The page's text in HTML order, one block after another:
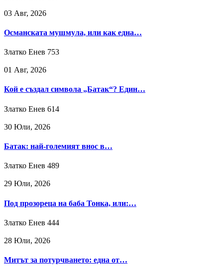
03 Авг, 2026
Османската мушмула, или как една…
Златко Енев 753
01 Авг, 2026
Кой е създал символа „Батак“? Един…
Златко Енев 614
30 Юли, 2026
Батак: най-големият внос в…
Златко Енев 489
29 Юли, 2026
Под прозореца на баба Тонка, или:…
Златко Енев 444
28 Юли, 2026
Митът за потурчването: една от…